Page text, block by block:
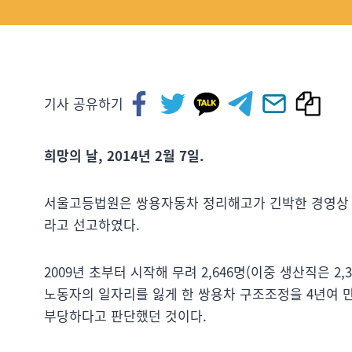
기사 공유하기
희망의 날, 2014년 2월 7일.
서울고등법원은 쌍용자동차 정리해고가 긴박한 경영
라고 선고하였다.
2009년 초부터 시작해 무려 2,646명(이중 생산직은
노동자의 일자리를 잃게 한 쌍용차 구조조정을 4년
부당하다고 판단했던 것이다.